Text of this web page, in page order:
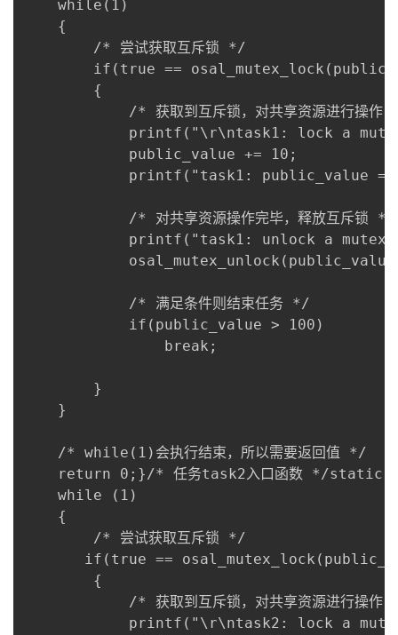
while(1)
{
/* 尝试获取互斥锁 */
if(true ==
{
/* 获取到互斥锁，对共享资源进行操作
printf("\r\ntask1: lock a
public_value += 10;
printf("task1: public_value =
/* 对共享资源操作完毕，释放互斥锁 */
printf("task1: unlock a
/* 满足条件则结束任务 */
if(public_value > 100)
break;
}
}
/* while(1)会执行结束，所以需要返回值 */
return 0;}/* 任务task2入口函数 */static
while (1)
{
/* 尝试获取互斥锁 */
if(true ==
{
/* 获取到互斥锁，对共享资源进行操作
printf("\r\ntask2: lock a